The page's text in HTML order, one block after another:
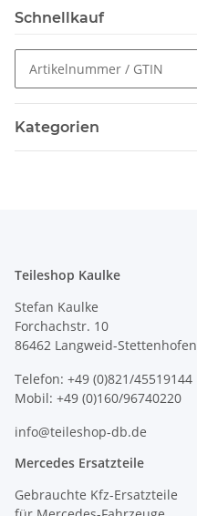
Schnellkauf
Kategorien
Teileshop Kaulke
Stefan Kaulke
Forchachstr. 10
86462 Langweid-Stettenhofen
Telefon: +49 (0)821/45519144
Mobil: +49 (0)160/96740220
info@teileshop-db.de
Mercedes Ersatzteile
Gebrauchte Kfz-Ersatzteile